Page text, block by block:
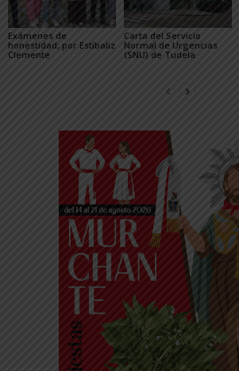
Exámenes de
honestidad, por Estíbaliz
Clemente
Carta del Servicio
Normal de Urgencias
(SNU) de Tudela